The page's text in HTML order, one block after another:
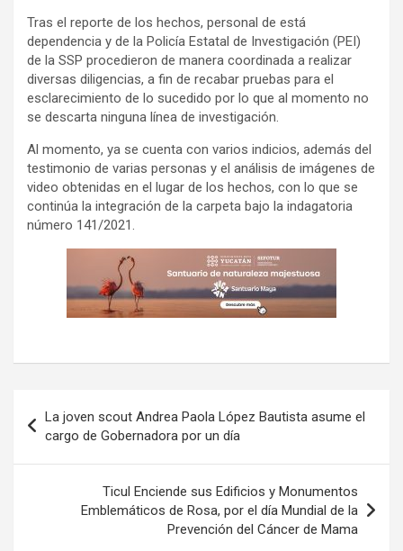
Tras el reporte de los hechos, personal de está
dependencia y de la Policía Estatal de Investigación (PEI)
de la SSP procedieron de manera coordinada a realizar
diversas diligencias, a fin de recabar pruebas para el
esclarecimiento de lo sucedido por lo que al momento no
se descarta ninguna línea de investigación.
Al momento, ya se cuenta con varios indicios, además del
testimonio de varias personas y el análisis de imágenes de
video obtenidas en el lugar de los hechos, con lo que se
continúa la integración de la carpeta bajo la indagatoria
número 141/2021.
de
entradas
La joven scout Andrea Paola López Bautista asume el
cargo de Gobernadora por un día
Ticul Enciende sus Edificios y Monumentos
Emblemáticos de Rosa, por el día Mundial de la
Prevención del Cáncer de Mama